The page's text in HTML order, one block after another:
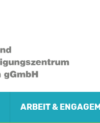
ARBEIT &